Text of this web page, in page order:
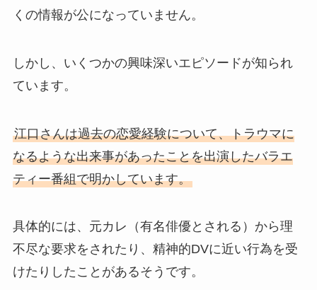
くの情報が公になっていません。
しかし、いくつかの興味深いエピソードが知られ
ています。
江口さんは過去の恋愛経験について、トラウマに
なるような出来事があったことを出演したバラエ
ティー番組で明かしています。
具体的には、元カレ（有名俳優とされる）から理
不尽な要求をされたり、精神的DVに近い行為を受
けたりしたことがあるそうです。